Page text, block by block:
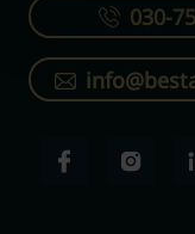
030-